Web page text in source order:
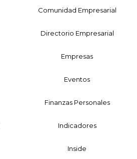
Comunidad Empresarial
Directorio Empresarial
Empresas
Eventos
Finanzas Personales
Indicadores
Inside